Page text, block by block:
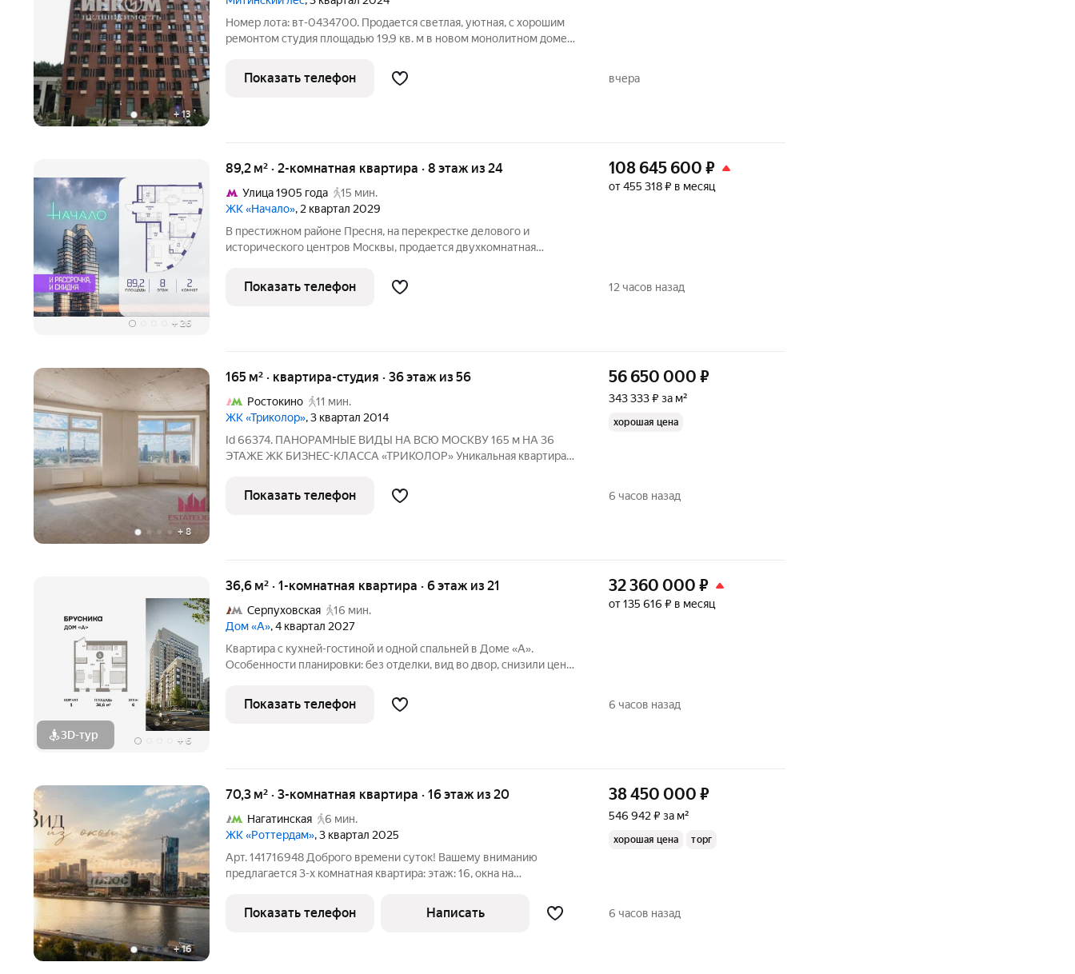
+13
Номер лота: вт-0434700. Продается светлая, уютная, с хорошим
ремонтом студия площадью 19,9 кв. м в новом монолитном доме
этажного дома. Дом входит в масштабный жилой комплекс
Показать телефон вчера
+ 26
89,2 м² · 2-комнатная квартира · 8 этаж из 24
Улица 1905 года
15 мин.
ЖК «Начало», 2 квартал 2029
В престижном районе Пресня, на перекрестке делового и
исторического центров Москвы, продается двухкомнатная
на 8 этаже 24-этажного дома, в новом элитном жилом комплексе
«Начало» от
108 645 600 ₽
от 455 318 ₽ в месяц
Показать телефон 12 часов назад
+ 8
165 м² · квартира-студия · 36 этаж из 56
Ростокино
11 мин.
ЖК «Триколор», 3 квартал 2014
Id 66374. ПАНОРАМНЫЕ ВИДЫ НА ВСЮ МОСКВУ 165 м НА 36
ЭТАЖЕ ЖК БИЗНЕС-КЛАССА «ТРИКОЛОР» Уникальная квартира
корпусов жилого комплекса бизнес-класса «Триколор».
Расположена на 36-м этаже
56 650 000 ₽
343 333 ₽ за м²
хорошая цена
Показать телефон 6 часов назад
3D-тур + 6
36,6 м² · 1-комнатная квартира · 6 этаж из 21
Серпуховская
16 мин.
Дом «А», 4 квартал 2027
Квартира с кухней-гостиной и одной спальней в Доме «А».
Особенности планировки: без отделки, вид во двор, снизили цены
Брусника располагается на границе с ЦАО, рядом с метро
Павелецкая. В
32 360 000 ₽
от 135 616 ₽ в месяц
Показать телефон 6 часов назад
+16
70,3 м² · 3-комнатная квартира · 16 этаж из 20
Нагатинская
6 мин.
ЖК «Роттердам», 3 квартал 2025
Арт. 141716948 Доброго времени суток! Вашему вниманию
предлагается 3-х комнатная квартира: этаж: 16, окна на
от застройщика изолированная планировка: мастер - спальня для
родителей с
38 450 000 ₽
546 942 ₽ за м²
хорошая цена торг
Показать телефон Написать 6 часов назад